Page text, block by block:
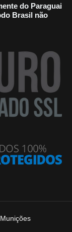
do Paraguai
Brasil não